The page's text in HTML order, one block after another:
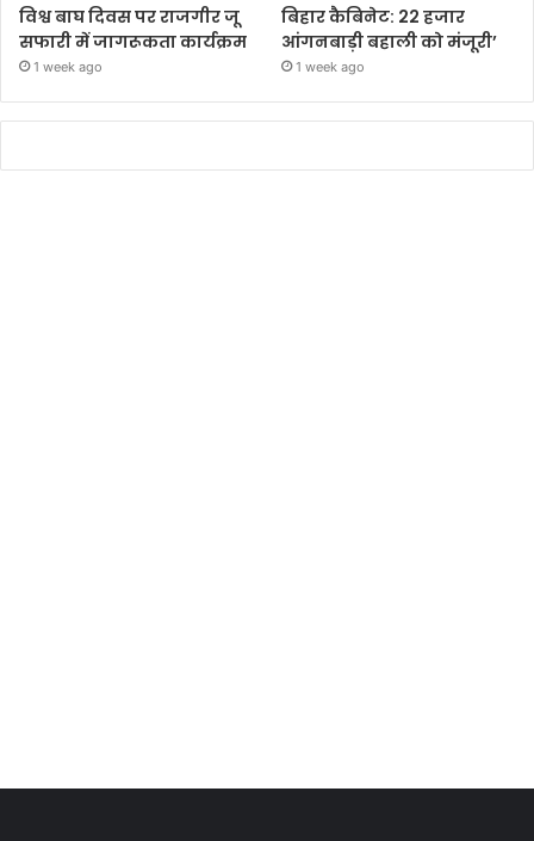
विश्व बाघ दिवस पर राजगीर जू
सफारी में जागरूकता कार्यक्रम
1 week ago
बिहार कैबिनेट: 22 हजार
आंगनबाड़ी बहाली को मंजूरी’
1 week ago